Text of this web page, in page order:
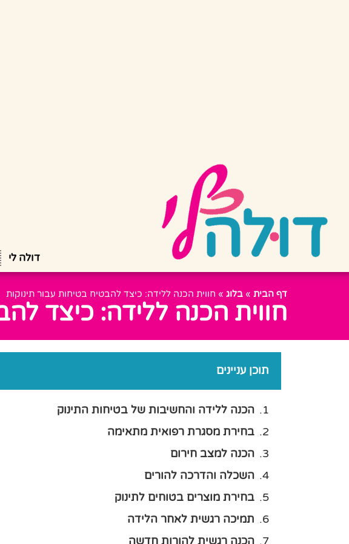
דולה לי
דף הבית » בלוג » חווית הכנה ללידה: כיצד להבטיח בטיחות עבור תינוקות
חווית הכנה ללידה: כיצד
תוכן עניינים
הכנה ללידה והחשיבות של בטיחות התינוק
בחירת מסגרת רפואית מתאימה
הכנה למצב חירום
השכלה והדרכה להורים
בחירת מוצרים בטוחים לתינוק
תמיכה רגשית לאחר הלידה
הכנה רגשית להורות חדשה